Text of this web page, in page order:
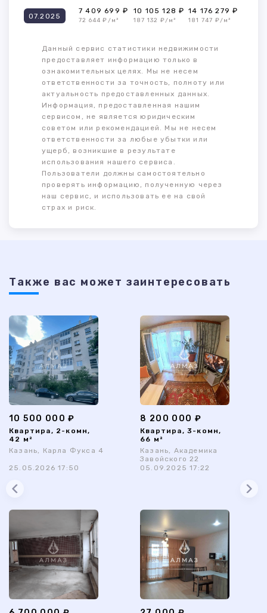
07.2025
7 409 699 ₽
72 644 ₽/м²
10 105 128 ₽
187 132 ₽/м²
14 176 279 ₽
181 747 ₽/м²
Данный сервис статистики недвижимости
предоставляет информацию только в
ознакомительных целях. Мы не несем
ответственности за точность, полноту или
актуальность предоставленных данных.
Информация, предоставленная нашим
сервисом, не является юридическим
советом или рекомендацией. Мы не несем
ответственности за любые убытки или
ущерб, возникшие в результате
использования нашего сервиса.
Пользователи должны самостоятельно
проверять информацию, полученную через
наш сервис, и использовать ее на свой
страх и риск.
Также ваc может заинтересовать
10 500 000 ₽
Квартира, 2-комн,
42 м²
Казань, Карла Фукса 4
25.05.2026 17:50
8 200 000 ₽
Квартира, 3-комн,
66 м²
Казань, Академика
Завойского 22
05.09.2025 17:22